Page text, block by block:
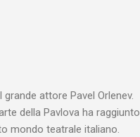
attore Pavel Orlenev.
della Pavlova ha raggiunto
mondo teatrale italiano.